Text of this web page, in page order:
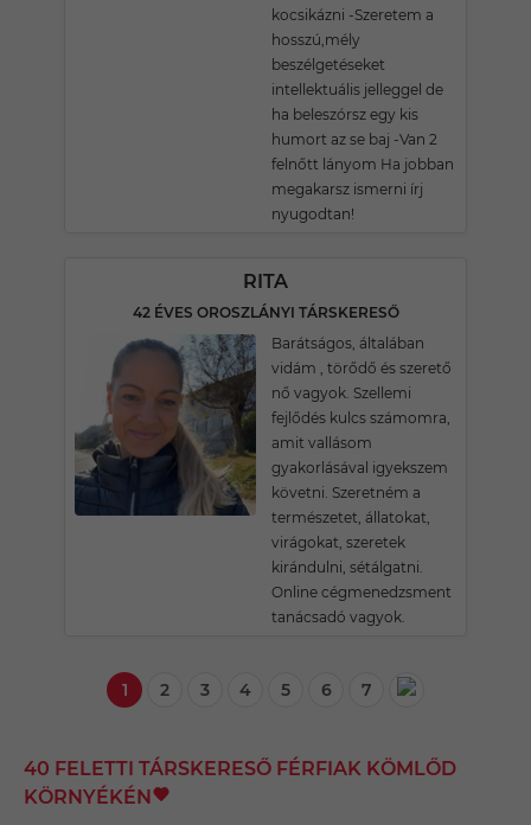
kocsikázni -Szeretem a
hosszú,mély
beszélgetéseket
intellektuális jelleggel de
ha beleszórsz egy kis
humort az se baj -Van 2
felnőtt lányom Ha jobban
megakarsz ismerni írj
nyugodtan!
RITA
42 ÉVES OROSZLÁNYI TÁRSKERESŐ
Barátságos, általában
vidám , törődő és szerető
nő vagyok. Szellemi
fejlődés kulcs számomra,
amit vallásom
gyakorlásával igyekszem
követni. Szeretném a
természetet, állatokat,
virágokat, szeretek
kirándulni, sétálgatni.
Online cégmenedzsment
tanácsadó vagyok.
1 2 3 4 5 6 7
40 FELETTI TÁRSKERESŐ FÉRFIAK KÖMLŐD
KÖRNYÉKÉN